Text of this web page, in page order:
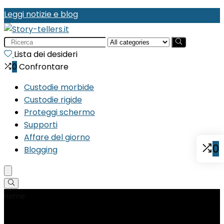
Leggi notizie e blog
Search
for:Lista dei desideri
0 Confrontare
Custodie morbide
Custodie rigide
Proteggi schermo
Supporti
Affare del giorno
Blogging
0